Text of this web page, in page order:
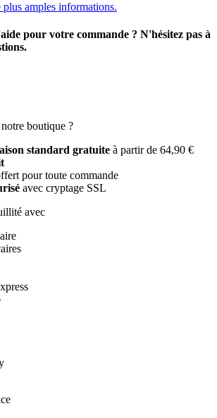
amples informations.
pour votre commande ? N'hésitez pas à
boutique ?
standard gratuite à partir de 64,90 €
pour toute commande
avec cryptage SSL
avec